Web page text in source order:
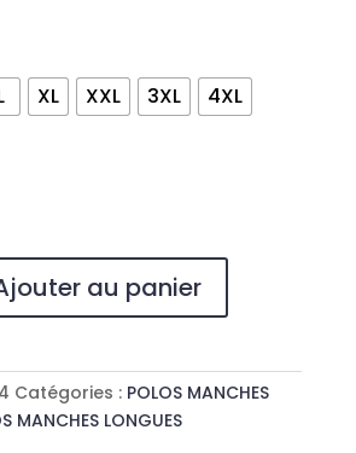
XL XXL 3XL
4XL
au panier
Catégories : POLOS MANCHES
MANCHES LONGUES